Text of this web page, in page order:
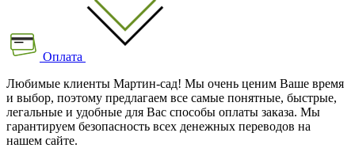
Оплата
Любимые клиенты Мартин-сад! Мы очень ценим Ваше время
и выбор, поэтому предлагаем все самые понятные, быстрые,
легальные и удобные для Вас способы оплаты заказа. Мы
гарантируем безопасность всех денежных переводов на
нашем сайте.